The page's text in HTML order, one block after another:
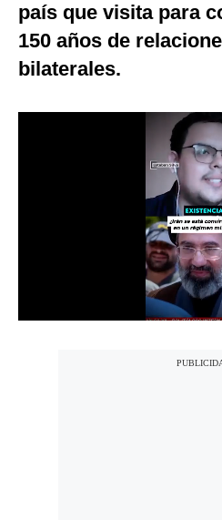
Internacional
Tecnología
país que visita para
150 años de
bilaterales.